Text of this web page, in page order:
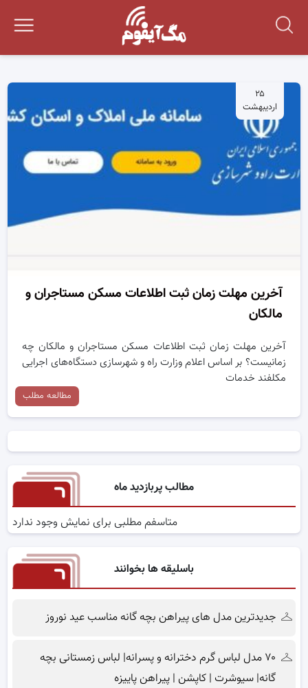
۲۵
اردیبهشت
آخرین مهلت زمان ثبت اطلاعات مسکن مستاجران و
مالکان
آخرین مهلت زمان ثبت اطلاعات مسکن مستاجران و مالکان چه
زمانیست؟ بر اساس اعلام وزارت راه و شهرسازی دستگاه‌های اجرایی
مکلفند خدمات
مطالعه مطلب
مطالب پربازدید ماه
متاسفم مطلبی برای نمایش وجود ندارد
باسلیقه ها بخوانند
جدیدترین مدل های پیراهن بچه گانه مناسب عید نوروز
۷۰ مدل لباس گرم دخترانه و پسرانه| لباس زمستانی بچه
گانه| سیوشرت | کاپشن | پیراهن پاییزه